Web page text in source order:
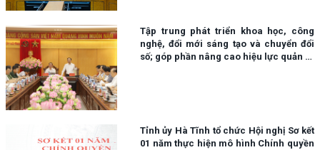
Tập trung phát triển khoa học, công
nghệ, đổi mới sáng tạo và chuyển đổi
số; góp phần nâng cao hiệu lực quản trị
Tỉnh ủy Hà Tĩnh tổ chức Hội nghị Sơ kết
01 năm thực hiện mô hình Chính quyền